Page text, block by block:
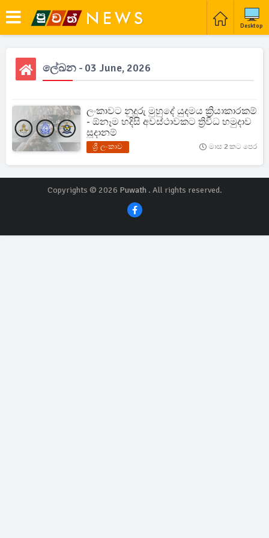
Desktop
ලේඛන - 03 June, 2026
ලංකාවට නුදුරු මුහුදේ යුදමය ක්‍රියාකාරකම්
- ඕනෑම හදිසි අවස්ථාවකට ත්‍රිවිධ හමුදාව
සූදානම්
ශ්‍රී ලංකාව මාස 2 කට පෙර
Copyrights © 2026 Puwath. All rights reserved.